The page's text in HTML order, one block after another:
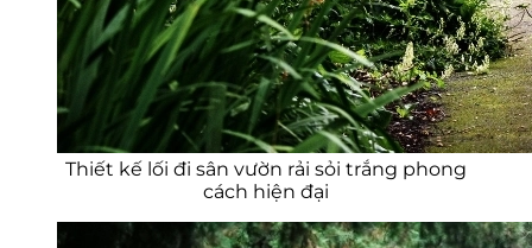
Thiết kế lối đi sân vườn rải sỏi trắng phong
cách hiện đại